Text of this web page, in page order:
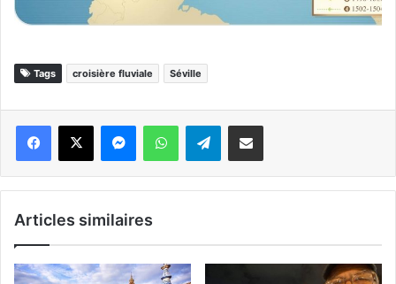
Tags croisière fluviale Séville
WhatsApp Telegram
Articles similaires